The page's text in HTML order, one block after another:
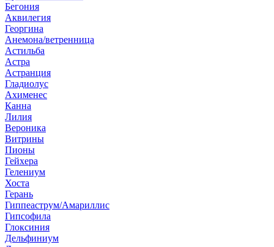
Бегония
Аквилегия
Георгина
Анемона/ветренница
Астильба
Астра
Астранция
Гладиолус
Ахименес
Канна
Лилия
Вероника
Витрины
Пионы
Гейхера
Гелениум
Хоста
Герань
Гиппеаструм/Амариллис
Гипсофила
Глоксиния
Дельфиниум